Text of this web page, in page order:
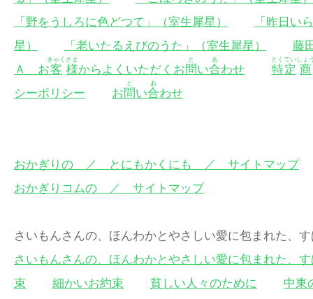
「野をうしろに色どつて」（室生犀星）
「昨日い
星）
「老いたるえびのうた」（室生犀星）
藤
Ａ お客
きゃく
様
さま
からよくいただくお問
と
い合
あ
わせ 特
とく
定
てい
商
しょ
シーポリシー お問
と
い合
あ
わせ
おかぎりの ／ とにもかくにも ／ サイトマップ
おかぎりコムの ／ サイトマップ
さいもんさんの、ほんわかとやさしい愛に包まれた
さいもんさんの、ほんわかとやさしい愛に包まれた、
束
細かいお約束 貧しい人々のために
中東